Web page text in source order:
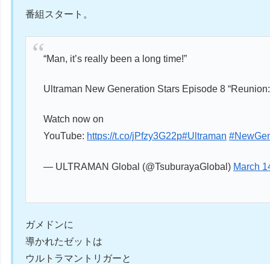
番組スタート。
“Man, it’s really been a long time!”
Ultraman New Generation Stars Episode 8
Watch now on
YouTube: https://t.co/jPfzy3G22p#Ultraman
— ULTRAMAN Global (@TsuburayaGlobal) March
ガメドンに
導かれたゼットは
ウルトラマントリガーと